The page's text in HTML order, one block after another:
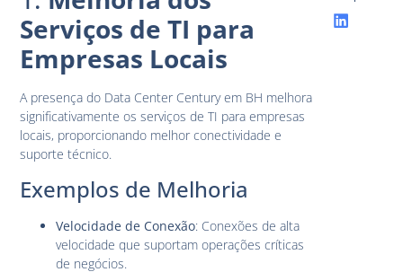
Serviços de TI para
Empresas Locais
A presença do Data Center Century em BH melhora
significativamente os serviços de TI para empresas
locais, proporcionando melhor conectividade e
suporte técnico.
Exemplos de Melhoria
Velocidade de Conexão: Conexões de alta
velocidade que suportam operações críticas
de negócios.